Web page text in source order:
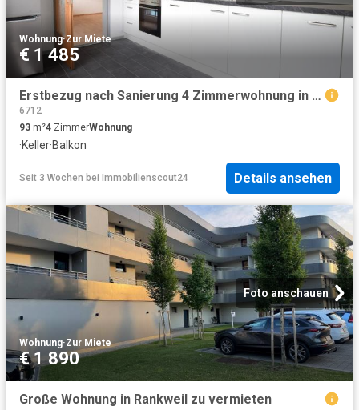
Wohnung·Zur Miete
€ 1 485
Erstbezug nach Sanierung 4 Zimmerwohnung in Rankweil!
6712
93 m²4 ZimmerWohnung
·Keller·Balkon
Seit 3 Wochen bei Immobilienscout24 Details ansehen
Foto anschauen
Wohnung·Zur Miete
€ 1 890
Große Wohnung in Rankweil zu vermieten